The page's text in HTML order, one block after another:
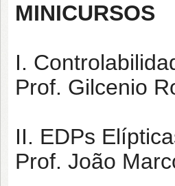
MINICURSOS
I.
Prof. Gilcenio
II. EDPs
Prof. João